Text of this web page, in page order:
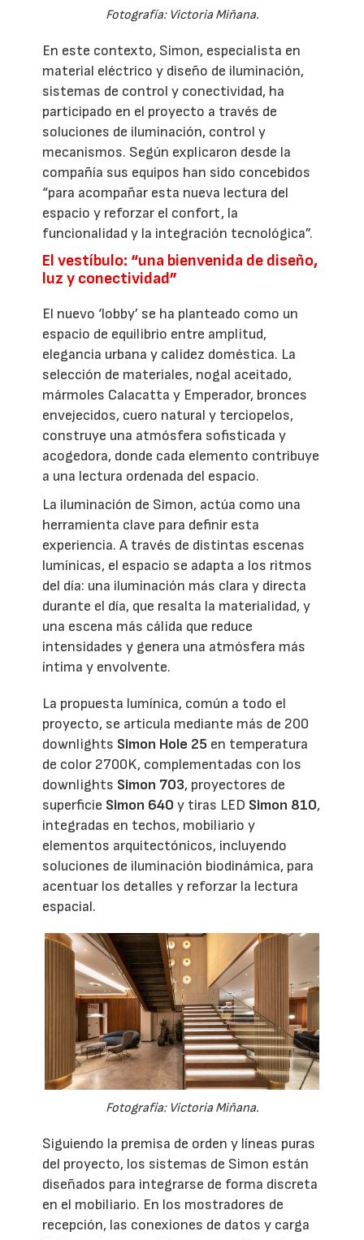
Fotografía: Victoria Miñana.
En este contexto, Simon, especialista en
material eléctrico y diseño de iluminación,
sistemas de control y conectividad, ha
participado en el proyecto a través de
soluciones de iluminación, control y
mecanismos. Según explicaron desde la
compañía sus equipos han sido concebidos
“para acompañar esta nueva lectura del
espacio y reforzar el confort, la
funcionalidad y la integración tecnológica”.
El vestíbulo: “una bienvenida de diseño,
luz y conectividad”
El nuevo ‘lobby’ se ha planteado como un
espacio de equilibrio entre amplitud,
elegancia urbana y calidez doméstica. La
selección de materiales, nogal aceitado,
mármoles Calacatta y Emperador, bronces
envejecidos, cuero natural y terciopelos,
construye una atmósfera sofisticada y
acogedora, donde cada elemento contribuye
a una lectura ordenada del espacio.
La iluminación de Simon, actúa como una
herramienta clave para definir esta
experiencia. A través de distintas escenas
lumínicas, el espacio se adapta a los ritmos
del día: una iluminación más clara y directa
durante el día, que resalta la materialidad, y
una escena más cálida que reduce
intensidades y genera una atmósfera más
íntima y envolvente.
La propuesta lumínica, común a todo el
proyecto, se articula mediante más de 200
downlights Simon Hole 25 en temperatura
de color 2700K, complementadas con los
downlights Simon 703, proyectores de
superficie Simon 640 y tiras LED Simon 810,
integradas en techos, mobiliario y
elementos arquitectónicos, incluyendo
soluciones de iluminación biodinámica, para
acentuar los detalles y reforzar la lectura
espacial.
Fotografía: Victoria Miñana.
Siguiendo la premisa de orden y líneas puras
del proyecto, los sistemas de Simon están
diseñados para integrarse de forma discreta
en el mobiliario. En los mostradores de
recepción, las conexiones de datos y carga